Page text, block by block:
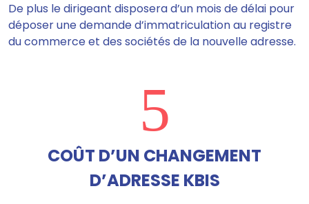
De plus le dirigeant disposera d’un mois de délai pour
déposer une demande d’immatriculation au registre
du commerce et des sociétés de la nouvelle adresse.
5
COÛT D’UN CHANGEMENT
D’ADRESSE KBIS